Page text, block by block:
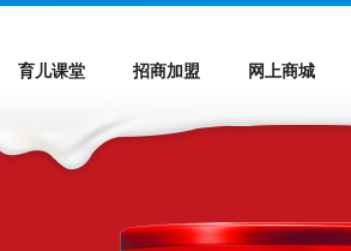
育儿课堂 招商加盟 网上商城